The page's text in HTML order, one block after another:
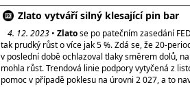
Zlato vytváří silný klesající pin bar
4. 12. 2023 • Zlatose po patečním zasedání
tak prudký růst o více jak 5 %. Zdá se, že 20-
v poslední době ochlazoval tlaky směrem dolů,
mohla růst. Trendová linie podpory vytyčená z
pomoc v případě poklesu na úrovni 2 027, a to